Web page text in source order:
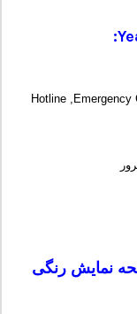
Hotline ,Emergency
نمایش رنگی